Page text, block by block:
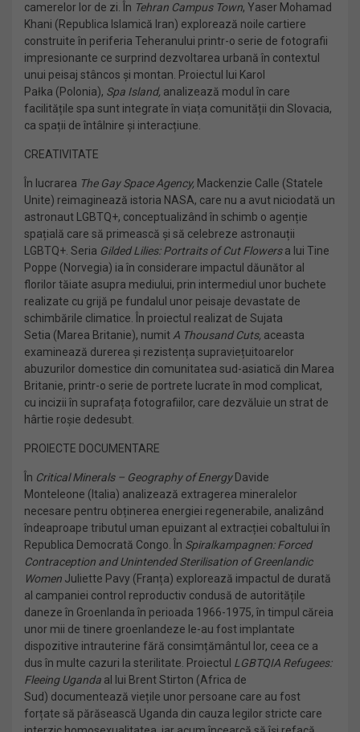
camerelor lor de zi. În Tehran Campus Town, Yaser Mohamad
Khani (Republica Islamică Iran) explorează noile cartiere
construite în periferia Teheranului printr-o serie de fotografii
impresionante ce surprind dezvoltarea urbană în contextul
unui peisaj stâncos și montan. Proiectul lui Karol
Pałka (Polonia), Spa Island, analizează modul în care
facilitățile spa sunt integrate în viața comunității din Slovacia,
ca spații de întâlnire și interacțiune.
CREATIVITATE
În lucrarea The Gay Space Agency, Mackenzie Calle (Statele
Unite) reimaginează istoria NASA, care nu a avut niciodată un
astronaut LGBTQ+, conceptualizând în schimb o agenție
spațială care să primească și să celebreze astronauții
LGBTQ+. Seria Gilded Lilies: Portraits of Cut Flowersa lui Tine
Poppe (Norvegia) ia în considerare impactul dăunător al
florilor tăiate asupra mediului, prin intermediul unor buchete
realizate cu grijă pe fundalul unor peisaje devastate de
schimbările climatice. În proiectul realizat de Sujata
Setia (Marea Britanie), numit A Thousand Cuts, aceasta
examinează durerea și rezistența supraviețuitoarelor
abuzurilor domestice din comunitatea sud-asiatică din Marea
Britanie, printr-o serie de portrete lucrate în mod complicat,
cu incizii în suprafața fotografiilor, care dezvăluie un strat de
hârtie roșie dedesubt.
PROIECTE DOCUMENTARE
În Critical Minerals – Geography of EnergyDavide
Monteleone (Italia) analizează extragerea mineralelor
necesare pentru obținerea energiei regenerabile, analizând
îndeaproape tributul uman epuizant al extracției cobaltului în
Republica Democrată Congo. În Spiralkampagnen: Forced
Contraception and Unintended Sterilisation of Greenlandic
Women Juliette Pavy (Franța) explorează impactul de durată
al campaniei control reproductiv condusă de autoritățile
daneze în Groenlanda în perioada 1966-1975, în timpul căreia
unor mii de tinere groenlandeze le-au fost implantate
dispozitive intrauterine fără consimțământul lor, ceea ce a
dus în multe cazuri la sterilitate. Proiectul LGBTQIA Refugees:
Fleeing Uganda al lui Brent Stirton (Africa de
Sud) documentează viețile unor persoane care au fost
forțate să părăsească Uganda din cauza legilor stricte care